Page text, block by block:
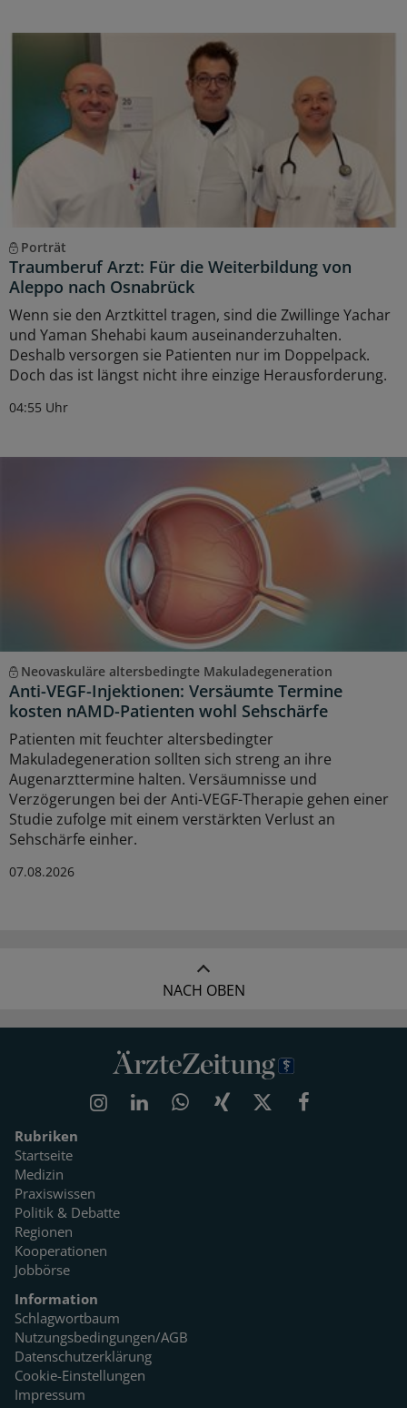
Porträt
Traumberuf Arzt: Für die Weiterbildung von
Aleppo nach Osnabrück
Wenn sie den Arztkittel tragen, sind die Zwillinge Yachar
und Yaman Shehabi kaum auseinanderzuhalten.
Deshalb versorgen sie Patienten nur im Doppelpack.
Doch das ist längst nicht ihre einzige Herausforderung.
04:55 Uhr
Neovaskuläre altersbedingte Makuladegeneration
Anti-VEGF-Injektionen: Versäumte Termine
kosten nAMD-Patienten wohl Sehschärfe
Patienten mit feuchter altersbedingter
Makuladegeneration sollten sich streng an ihre
Augenarzttermine halten. Versäumnisse und
Verzögerungen bei der Anti-VEGF-Therapie gehen einer
Studie zufolge mit einem verstärkten Verlust an
Sehschärfe einher.
07.08.2026
NACH OBEN
Rubriken
Startseite
Medizin
Praxiswissen
Politik & Debatte
Regionen
Kooperationen
Jobbörse
Information
Schlagwortbaum
Nutzungsbedingungen/AGB
Datenschutzerklärung
Cookie-Einstellungen
Impressum